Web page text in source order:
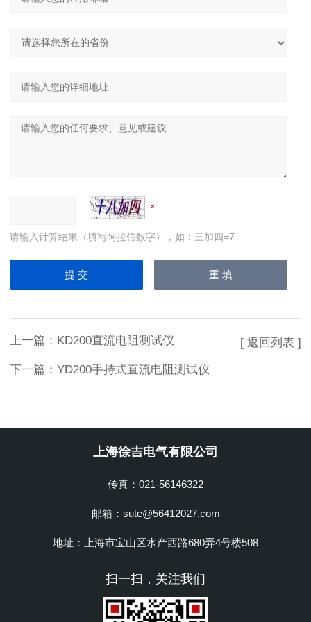
请输入计算结果（填写阿拉伯数字），如：三加四=7
上一篇： KD200直流电阻测试仪
下一篇： YD200手持式直流电阻测试仪
[ 返回列表 ]
上海徐吉电气有限公司
传真：021-56146322
邮箱：sute@56412027.com
地址：上海市宝山区水产西路680弄4号楼508
扫一扫，关注我们